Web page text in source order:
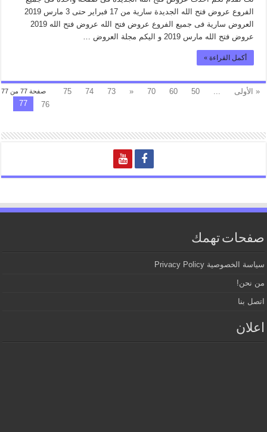
الفروع عروض فتح الله الجديدة سارية من 17 فبراير حتى 3 مارس 2019
العروض سارية فى جميع الفروع عروض فتح الله عروض فتح الله 2019
عروض فتح الله مارس 2019 و اليكم مجلة العروض …
أكمل القراءة »
صفحة 77 من 77 « الأولى ...
50
60
70
«
73
74
75
76
77
صفحات تهمك
سياسة الخصوصية Privacy Policy
من نحن!
اتصل بنا
اعلان